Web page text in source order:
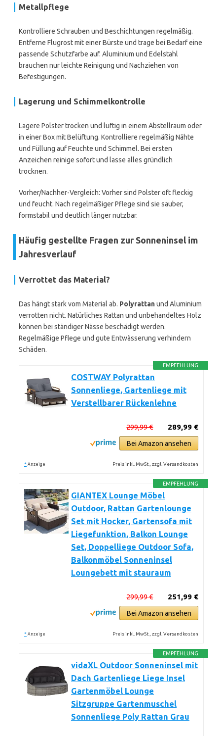
Metallpflege
Kontrolliere Schrauben und Beschichtungen regelmäßig.
Entferne Flugrost mit einer Bürste und trage bei Bedarf eine
passende Schutzfarbe auf. Aluminium und Edelstahl
brauchen nur leichte Reinigung und Nachziehen von
Befestigungen.
Lagerung und Schimmelkontrolle
Lagere Polster trocken und luftig in einem Abstellraum oder
in einer Box mit Belüftung. Kontrolliere regelmäßig Nähte
und Füllung auf Feuchte und Schimmel. Bei ersten
Anzeichen reinige sofort und lasse alles gründlich
trocknen.
Vorher/Nachher-Vergleich: Vorher sind Polster oft fleckig
und feucht. Nach regelmäßiger Pflege sind sie sauber,
formstabil und deutlich länger nutzbar.
Häufig gestellte Fragen zur Sonneninsel im
Jahresverlauf
Verrottet das Material?
Das hängt stark vom Material ab. Polyrattanund Aluminium
verrotten nicht. Natürliches Rattan und unbehandeltes Holz
können bei ständiger Nässe beschädigt werden.
Regelmäßige Pflege und gute Entwässerung verhindern
Schäden.
EMPFEHLUNG
COSTWAY Polyrattan
Sonnenliege, Gartenliege mit
Verstellbarer Rückenlehne
289,99 €
299,99 €
Bei Amazon ansehen
* Anzeige Preis inkl. MwSt., zzgl. Versandkosten
EMPFEHLUNG
GIANTEX Lounge Möbel
Outdoor, Rattan Gartenlounge
Set mit Hocker, Gartensofa mit
Liegefunktion, Balkon Lounge
Set, Doppelliege Outdoor Sofa,
Balkonmöbel Sonneninsel
Loungebett mit stauraum
251,99 €
299,99 €
Bei Amazon ansehen
* Anzeige Preis inkl. MwSt., zzgl. Versandkosten
EMPFEHLUNG
vidaXL Outdoor Sonneninsel mit
Dach Gartenliege Liege Insel
Gartenmöbel Lounge
Sitzgruppe Gartenmuschel
Sonnenliege Poly Rattan Grau